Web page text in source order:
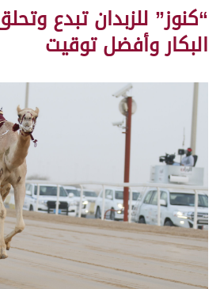
“كنوز” للزبدان تبدع
البكار وأفضل توقيت